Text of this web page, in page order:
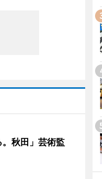
秋田」芸術監